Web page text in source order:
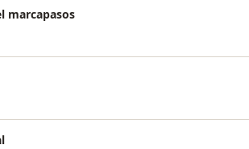
marcapasos